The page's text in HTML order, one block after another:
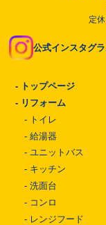
定
公式インスタグ
- トップページ
- リフォーム
- トイレ
- 給湯器
- ユニットバス
- キッチン
- 洗面台
- コンロ
- レンジフード